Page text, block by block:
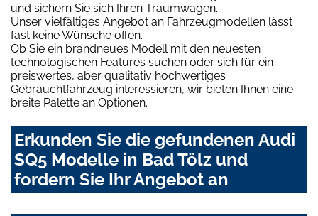
und sichern Sie sich Ihren Traumwagen.
Unser vielfältiges Angebot an Fahrzeugmodellen lässt
fast keine Wünsche offen.
Ob Sie ein brandneues Modell mit den neuesten
technologischen Features suchen oder sich für ein
preiswertes, aber qualitativ hochwertiges
Gebrauchtfahrzeug interessieren, wir bieten Ihnen eine
breite Palette an Optionen.
Erkunden Sie die gefundenen Audi
SQ5 Modelle in Bad Tölz und
fordern Sie Ihr Angebot an